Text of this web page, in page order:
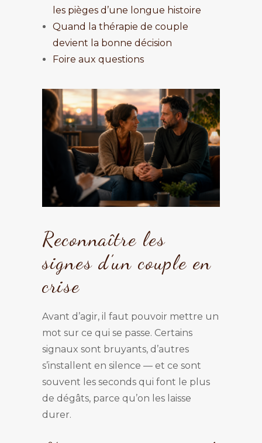
les pièges d’une longue histoire
Quand la thérapie de couple
devient la bonne décision
Foire aux questions
Reconnaître les
signes d’un couple en
crise
Avant d’agir, il faut pouvoir mettre un
mot sur ce qui se passe. Certains
signaux sont bruyants, d’autres
s’installent en silence — et ce sont
souvent les seconds qui font le plus
de dégâts, parce qu’on les laisse
durer.